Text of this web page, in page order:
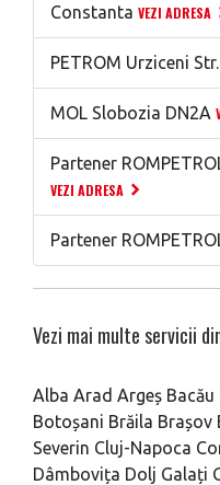
Constanta VEZI ADRESA
PETROM Urziceni
MOL Slobozia DN2A
Partener
VEZI ADRESA
Partener
Vezi mai multe servicii
Alba Arad Argeș Bacău
Botoșani Brăila Brașov
Severin Cluj-Napoca
Dâmbovița Dolj Galați